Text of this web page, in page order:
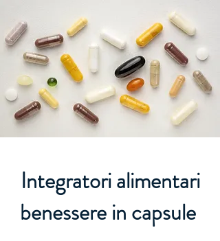
Integratori alimentari
benessere in capsule